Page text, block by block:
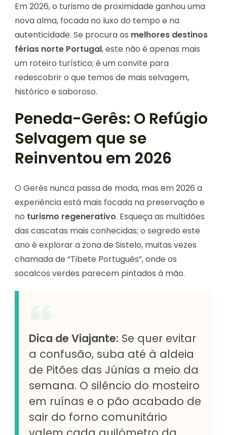
Em 2026, o turismo de proximidade ganhou uma
nova alma, focada no luxo do tempo e na
autenticidade. Se procura os melhores destinos
férias norte Portugal, este não é apenas mais
um roteiro turístico; é um convite para
redescobrir o que temos de mais selvagem,
histórico e saboroso.
Peneda-Gerês: O Refúgio
Selvagem que se
Reinventou em 2026
O Gerês nunca passa de moda, mas em 2026 a
experiência está mais focada na preservação e
no turismo regenerativo. Esqueça as multidões
das cascatas mais conhecidas; o segredo este
ano é explorar a zona de Sistelo, muitas vezes
chamada de “Tibete Português”, onde os
socalcos verdes parecem pintados à mão.
Dica de Viajante: Se quer evitar
a confusão, suba até à aldeia
de Pitões das Júnias a meio da
semana. O silêncio do mosteiro
em ruínas e o pão acabado de
sair do forno comunitário